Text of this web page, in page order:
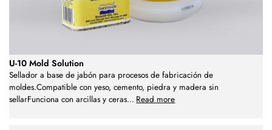
U-10 Mold Solution
Sellador a base de jabón para procesos de fabricación de
moldes.Compatible con yeso, cemento, piedra y madera sin
sellarFunciona con arcillas y ceras... Read more